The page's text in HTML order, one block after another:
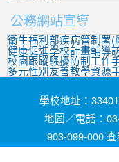
公務網站宣導
衛生福利部疾病管制署(
健康促進學校計畫輔導
校園跟蹤騷擾防制工作
多元性別友善教學資源
學校地址：
地圖／電話：
903-099-000